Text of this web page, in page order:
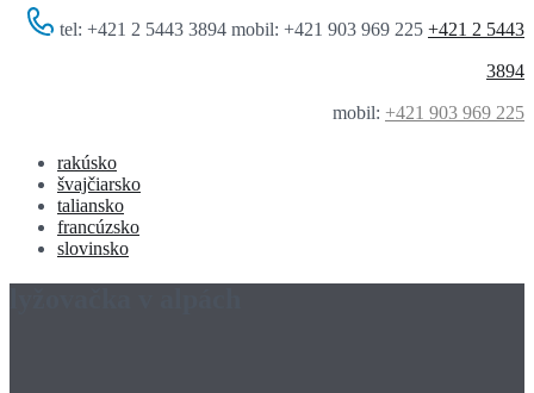
tel: +421 2 5443 3894 mobil: +421 903 969 225 +421 2 5443
3894
mobil: +421 903 969 225
rakúsko
švajčiarsko
taliansko
francúzsko
slovinsko